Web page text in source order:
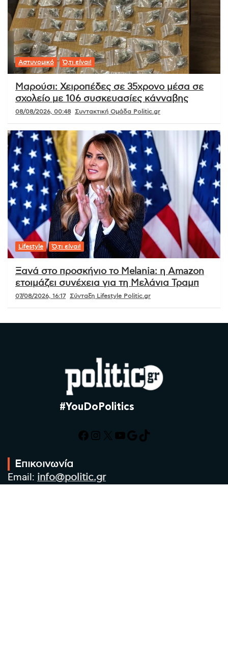
Αστυνομικό Ό,τι είναι!
Μαρούσι: Χειροπέδες σε 35χρονο μέσα σε
σχολείο με 106 συσκευασίες κάνναβης
08/08/2026, 00:48 Συντακτική Ομάδα Politic.gr
Lifestyle Ό,τι είναι!
Ξανά στο προσκήνιο το Melania: η Amazon
ετοιμάζει συνέχεια για τη Μελάνια Τραμπ
07/08/2026, 16:17 Σύνταξη Lifestyle Politic.gr
#YouDoPolitics
Facebook
Instagram
X YouTube
Google
TikTok
Επικοινωνία
Email: info@politic.gr